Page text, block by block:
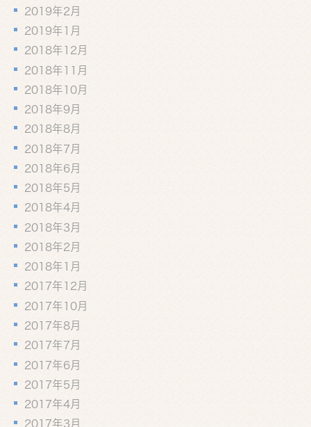
2019年2月
2019年1月
2018年12月
2018年11月
2018年10月
2018年9月
2018年8月
2018年7月
2018年6月
2018年5月
2018年4月
2018年3月
2018年2月
2018年1月
2017年12月
2017年10月
2017年8月
2017年7月
2017年6月
2017年5月
2017年4月
2017年3月